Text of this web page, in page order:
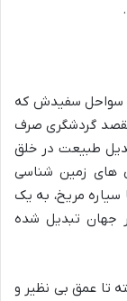
و سواحل سفیدش که
مقصد گردشگری صرف
طبیعت در خلق
های زمین شناسی
مریخ، به یک
جهان تبدیل شده
تا عمق بی نظیر و